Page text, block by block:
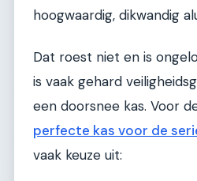
hoogwaardig, dikwandig
Dat roest niet en is
is vaak gehard
een doorsnee kas. Voor
perfecte kas voor de
vaak keuze uit: